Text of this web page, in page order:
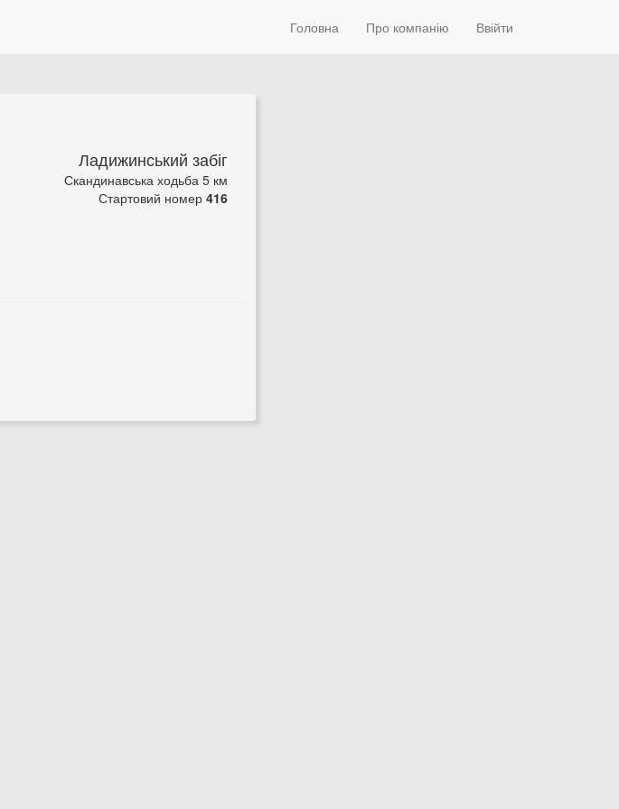
Головна Про компанію Ввійти
Ладижинський забіг
Скандинавська ходьба 5 км
Стартовий номер 416